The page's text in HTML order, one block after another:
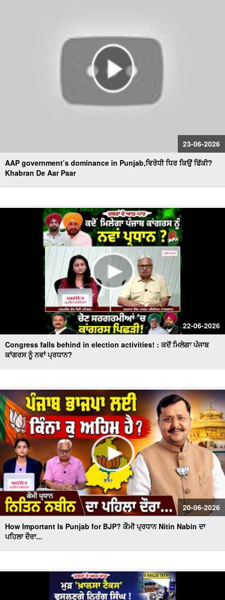
23-06-2026
AAP government’s dominance in Punjab,ਵਿਰੋਧੀ ਧਿਰ ਕਿਉਂ ਫਿੱਕੀ?
Khabran De Aar Paar
22-06-2026
Congress falls behind in election activities! : ਕਦੋਂ ਮਿਲੇਗਾ ਪੰਜਾਬ
ਕਾਂਗਰਸ ਨੂੰ ਨਵਾਂ ਪ੍ਰਧਾਨ?
20-06-2026
How Important Is Punjab for BJP? ਕੌਮੀ ਪ੍ਰਧਾਨ Nitin Nabin ਦਾ
ਪਹਿਲਾ ਦੌਰਾ...